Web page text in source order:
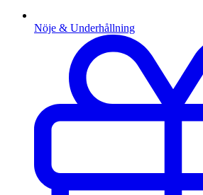
Nöje & Underhållning